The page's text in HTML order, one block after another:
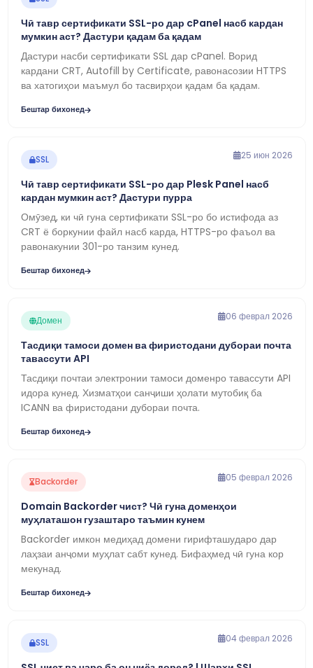
Чӣ тавр сертификати SSL-ро дар cPanel насб кардан
мумкин аст? Дастури қадам ба қадам
Дастури насби сертификати SSL дар cPanel. Ворид
кардани CRT, Autofill by Certificate, равонасозии HTTPS
ва хатогиҳои маъмул бо тасвирҳои қадам ба қадам.
Бештар бихонед
SSL 25 июн 2026
Чӣ тавр сертификати SSL-ро дар Plesk Panel насб
кардан мумкин аст? Дастури пурра
Омӯзед, ки чӣ гуна сертификати SSL-ро бо истифода аз
CRT ё боркунии файл насб карда, HTTPS-ро фаъол ва
равонакунии 301-ро танзим кунед.
Бештар бихонед
Домен 06 феврал 2026
Тасдиқи тамоси домен ва фиристодани дубораи почта
тавассути API
Тасдиқи почтаи электронии тамоси доменро тавассути API
идора кунед. Хизматҳои санҷиши ҳолати мутобиқ ба
ICANN ва фиристодани дубораи почта.
Бештар бихонед
Backorder 05 феврал 2026
Domain Backorder чист? Чӣ гуна доменҳои
муҳлаташон гузаштаро таъмин кунем
Backorder имкон медиҳад домени гирифташударо дар
лаҳзаи анҷоми муҳлат сабт кунед. Бифаҳмед чӣ гуна кор
мекунад.
Бештар бихонед
SSL 04 феврал 2026